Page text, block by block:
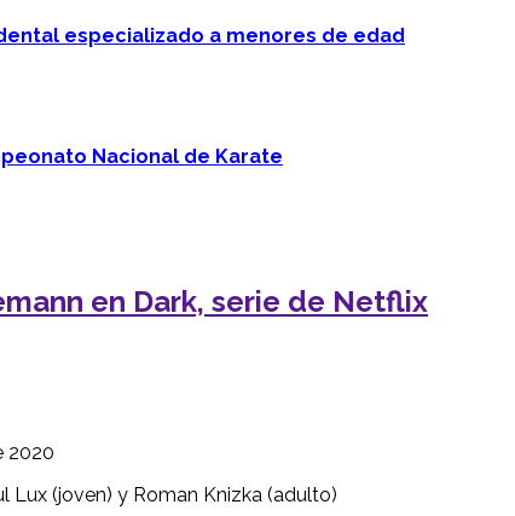
especializado a menores de edad
Nacional de Karate
en Dark, serie de Netflix
2020
Lux (joven) y Roman Knizka (adulto)